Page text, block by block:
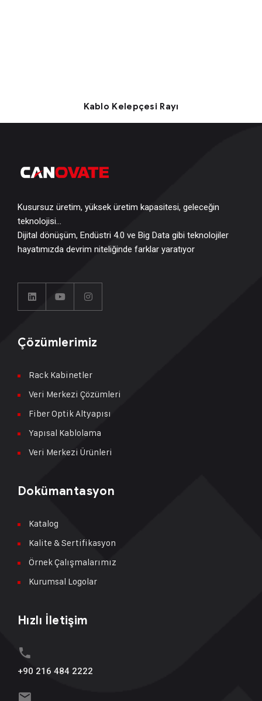
Kablo Kelepçesi Rayı
Kusursuz üretim, yüksek üretim kapasitesi, geleceğin
teknolojisi…
Dijital dönüşüm, Endüstri 4.0 ve Big Data gibi teknolojiler
hayatımızda devrim niteliğinde farklar yaratıyor
Çözümlerimiz
Rack Kabinetler
Veri Merkezi Çözümleri
Fiber Optik Altyapısı
Yapısal Kablolama
Veri Merkezi Ürünleri
Dokümantasyon
Katalog
Kalite & Sertifikasyon
Örnek Çalışmalarımız
Kurumsal Logolar
Hızlı İletişim
+90 216 484 2222